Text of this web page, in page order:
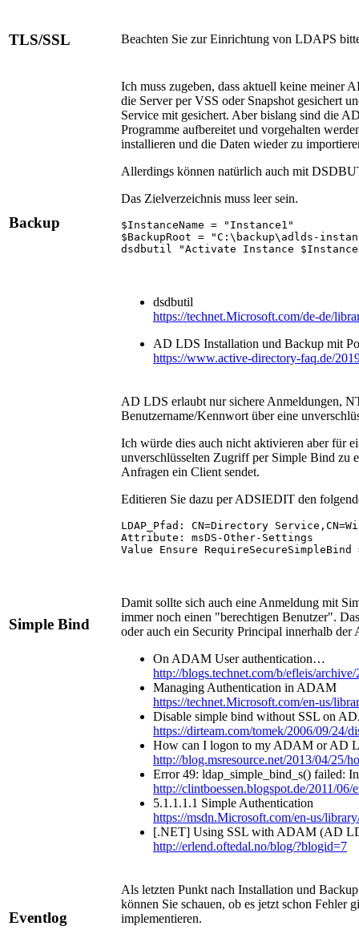
TLS/SSL Beachten Sie zur Einrichtung von LDAPS bit
Backup
Ich muss zugeben, dass aktuell keine meiner
die Server per VSS oder Snapshot gesichert
Service mit gesichert. Aber bislang sind die
Programme aufbereitet und vorgehalten
installieren und die Daten wieder zu
Allerdings können natürlich auch mit
Das Zielverzeichnis muss leer sein.
$InstanceName = "Instance1"
$BackupRoot = "C:\backup\adlds-
dsdbutil "Activate Instance
dsdbutil
https://technet.Microsoft.com/de-de/
AD LDS Installation und Backup mit
https://www.active-directory-faq.de/
Simple Bind
AD LDS erlaubt nur sichere Anmeldungen,
Benutzername/Kennwort über eine
Ich würde dies auch nicht aktivieren aber für
unverschlüsselten Zugriff per Simple Bind zu
Anfragen ein Client sendet.
Editieren Sie dazu per ADSIEDIT den
LDAP_Pfad: CN=Directory
Attribute: msDS-Other-Settings
Value Ensure RequireSecureSimpleBind
Damit sollte sich auch eine Anmeldung mit
immer noch einen "berechtigen Benutzer".
oder auch ein Security Principal innerhalb
On ADAM User authentication…
http://blogs.technet.com/b/efleis/
Managing Authentication in ADAM
https://technet.Microsoft.com/en-us/
Disable simple bind without SSL on
https://dirteam.com/tomek/2006/09/24/
How can I logon to my ADAM or AD
http://blog.msresource.net/2013/04/25/
Error 49: ldap_simple_bind_s() failed:
http://clintboessen.blogspot.de/2011/
5.1.1.1.1 Simple Authentication
https://msdn.Microsoft.com/en-us/
[.NET] Using SSL with ADAM (AD
http://erlend.oftedal.no/blog/?blogid=7
Eventlog
Als letzten Punkt nach Installation und
können Sie schauen, ob es jetzt schon
implementieren.